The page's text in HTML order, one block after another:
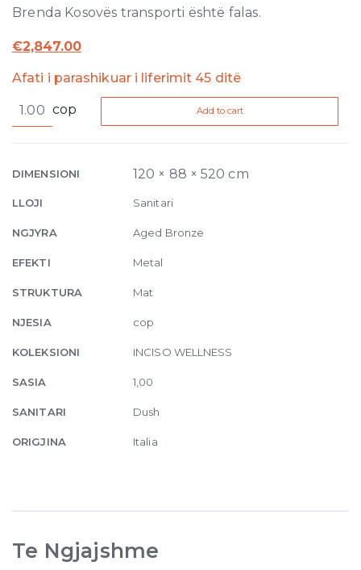
Brenda Kosovës transporti është falas.
€2,847.00
Afati i parashikuar i liferimit 45 ditë
Wellness
mixer,
outlets
187
Bronze
quantity
cop Add to cart
DIMENSIONI 120 × 88 × 520 cm
LLOJI Sanitari
NGJYRA Aged Bronze
EFEKTI Metal
STRUKTURA Mat
NJESIA cop
KOLEKSIONI INCISO WELLNESS
SASIA 1,00
SANITARI Dush
ORIGJINA Italia
Te Ngjajshme